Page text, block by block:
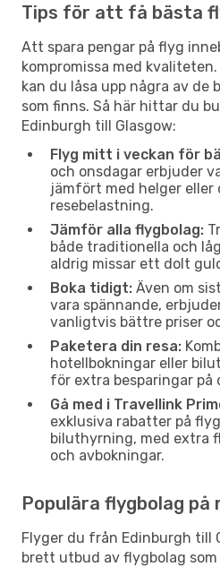
Tips för att få bästa
Att spara pengar på flyg
kompromissa med
kan du låsa upp några av de
som finns. Så här hittar du
Edinburgh till Glasgow:
Flyg mitt i veckan för
och onsdagar erbjuder
jämfört med helger eller
resebelastning.
Jämför alla flygbolag:
både traditionella och
aldrig missar ett dolt
Boka tidigt: Även om
vara spännande,
vanligtvis bättre priser
Paketera din resa:
hotellbokningar eller
för extra besparingar på
Gå med i Travellink
exklusiva rabatter på
biluthyrning, med extra
och avbokningar.
Populära flygbolag
Flyger du från Edinburgh till
brett utbud av flygbolag som